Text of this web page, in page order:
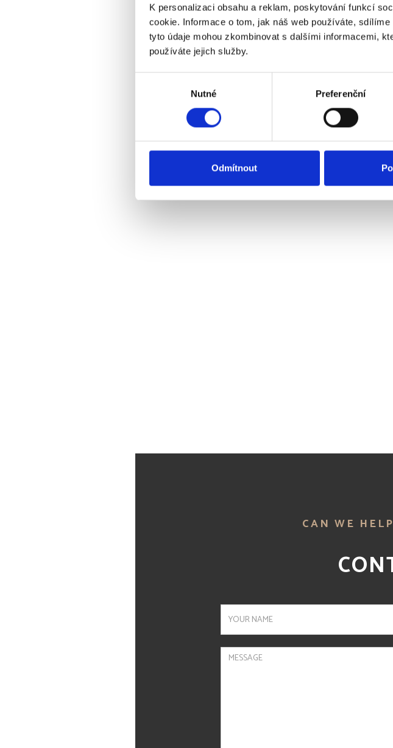
K personalizaci obsahu a reklam, poskytování funkcí
cookie. Informace o tom, jak náš web používáte,
tyto údaje mohou zkombinovat s dalšími informacemi,
používáte jejich služby.
Nutné Preferenční
Odmítnout
TRAM4, 6, 10, 16,
CAN WE